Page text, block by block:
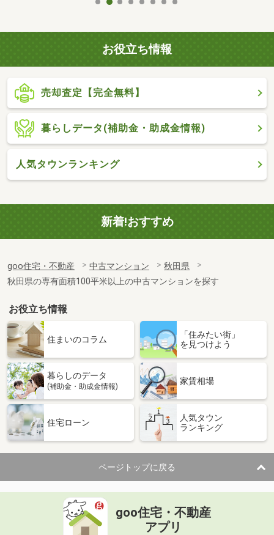
お役立ち情報
売却査定【完全無料】
暮らしデータ(補助金・助成金情報)
人気タウンランキング
新着!おすすめ
goo住宅・不動産 中古マンション
秋田県
秋田県の専有面積100平米以上の中古マンションを探す
お役立ち情報
住まいのコラム
「住みたい街」
を見つけよう
暮らしのデータ
(補助金・助成金情報)
家賃相場
住宅ローン
人気タウン
ランキング
ページトップに戻る
goo住宅・不動産
アプリ